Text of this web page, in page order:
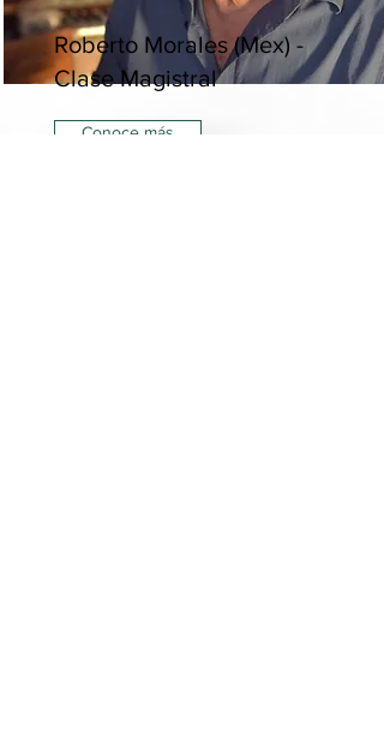
Roberto Morales (Mex) -
Clase Magistral
Conoce más